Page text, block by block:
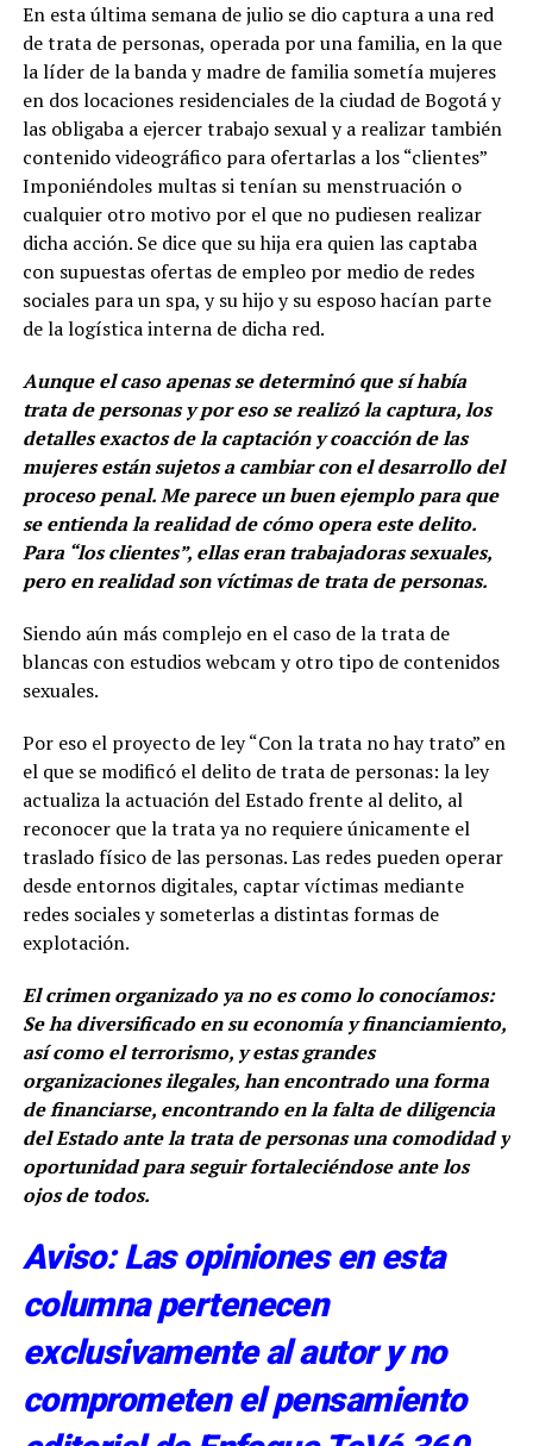
En esta última semana de julio se dio captura a una red
de trata de personas, operada por una familia, en la que
la líder de la banda y madre de familia sometía mujeres
en dos locaciones residenciales de la ciudad de Bogotá y
las obligaba a ejercer trabajo sexual y a realizar también
contenido videográfico para ofertarlas a los “clientes”
Imponiéndoles multas si tenían su menstruación o
cualquier otro motivo por el que no pudiesen realizar
dicha acción. Se dice que su hija era quien las captaba
con supuestas ofertas de empleo por medio de redes
sociales para un spa, y su hijo y su esposo hacían parte
de la logística interna de dicha red.
Aunque el caso apenas se determinó que sí había
trata de personas y por eso se realizó la captura, los
detalles exactos de la captación y coacción de las
mujeres están sujetos a cambiar con el desarrollo del
proceso penal. Me parece un buen ejemplo para que
se entienda la realidad de cómo opera este delito.
Para “los clientes”, ellas eran trabajadoras sexuales,
pero en realidad son víctimas de trata de personas.
Siendo aún más complejo en el caso de la trata de
blancas con estudios webcam y otro tipo de contenidos
sexuales.
Por eso el proyecto de ley “Con la trata no hay trato” en
el que se modificó el delito de trata de personas: la ley
actualiza la actuación del Estado frente al delito, al
reconocer que la trata ya no requiere únicamente el
traslado físico de las personas. Las redes pueden operar
desde entornos digitales, captar víctimas mediante
redes sociales y someterlas a distintas formas de
explotación.
El crimen organizado ya no es como lo conocíamos:
Se ha diversificado en su economía y financiamiento,
así como el terrorismo, y estas grandes
organizaciones ilegales, han encontrado una forma
de financiarse, encontrando en la falta de diligencia
del Estado ante la trata de personas una comodidad y
oportunidad para seguir fortaleciéndose ante los
ojos de todos.
Aviso: Las opiniones en esta
columna pertenecen
exclusivamente al autor y no
comprometen el pensamiento